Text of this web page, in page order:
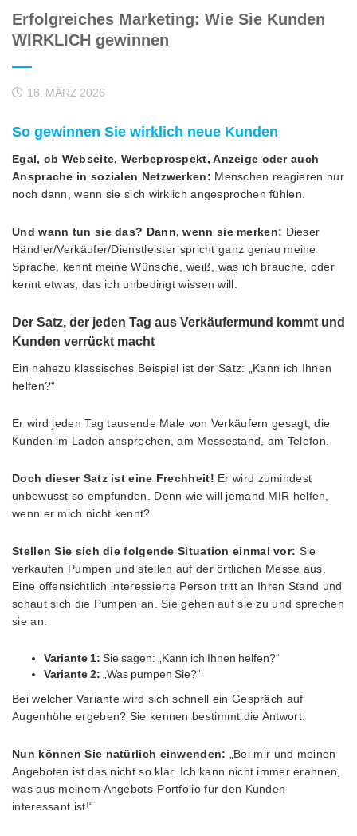
Erfolgreiches Marketing: Wie Sie Kunden
WIRKLICH gewinnen
18. MÄRZ 2026
So gewinnen Sie wirklich neue Kunden
Egal, ob Webseite, Werbeprospekt, Anzeige oder auch
Ansprache in sozialen Netzwerken: Menschen reagieren nur
noch dann, wenn sie sich wirklich angesprochen fühlen.
Und wann tun sie das? Dann, wenn sie merken: Dieser
Händler/Verkäufer/Dienstleister spricht ganz genau meine
Sprache, kennt meine Wünsche, weiß, was ich brauche, oder
kennt etwas, das ich unbedingt wissen will.
Der Satz, der jeden Tag aus Verkäufermund kommt und
Kunden verrückt macht
Ein nahezu klassisches Beispiel ist der Satz: „Kann ich Ihnen
helfen?“
Er wird jeden Tag tausende Male von Verkäufern gesagt, die
Kunden im Laden ansprechen, am Messestand, am Telefon.
Doch dieser Satz ist eine Frechheit! Er wird zumindest
unbewusst so empfunden. Denn wie will jemand MIR helfen,
wenn er mich nicht kennt?
Stellen Sie sich die folgende Situation einmal vor: Sie
verkaufen Pumpen und stellen auf der örtlichen Messe aus.
Eine offensichtlich interessierte Person tritt an Ihren Stand und
schaut sich die Pumpen an. Sie gehen auf sie zu und sprechen
sie an.
Variante 1: Sie sagen: „Kann ich Ihnen helfen?“
Variante 2: „Was pumpen Sie?“
Bei welcher Variante wird sich schnell ein Gespräch auf
Augenhöhe ergeben? Sie kennen bestimmt die Antwort.
Nun können Sie natürlich einwenden: „Bei mir und meinen
Angeboten ist das nicht so klar. Ich kann nicht immer erahnen,
was aus meinem Angebots-Portfolio für den Kunden
interessant ist!“